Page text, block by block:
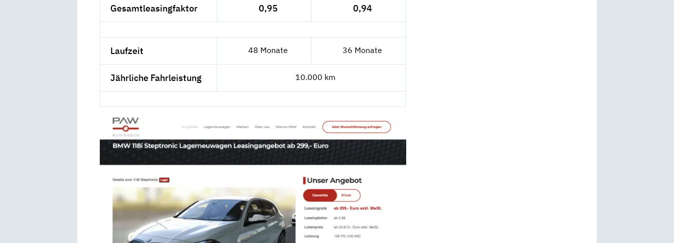
Gesamtleasingfaktor 0,95 0,94
Laufzeit 48 Monate 36 Monate
Jährliche Fahrleistung 10.000 km